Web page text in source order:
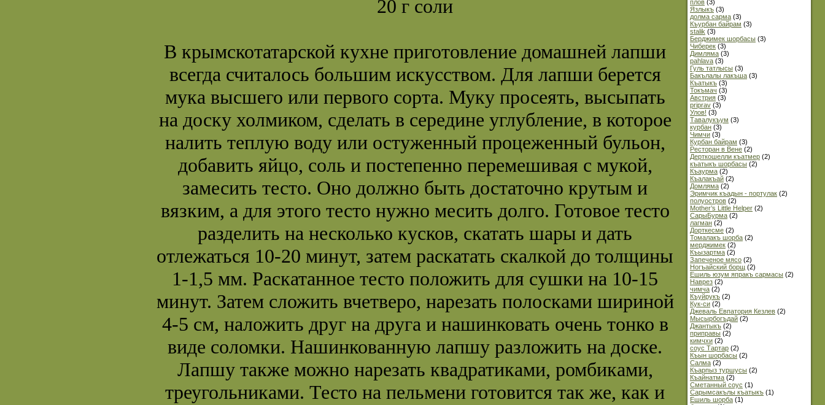
20 г соли
В крымскотатарской кухне приготовление домашней лапши
всегда считалось большим искусством. Для лапши берется
мука высшего или первого сорта. Муку просеять, высыпать
на доску холмиком, сделать в середине углубление, в которое
налить теплую воду или остуженный процеженный бульон,
добавить яйцо, соль и постепенно перемешивая с мукой,
замесить тесто. Оно должно быть достаточно крутым и
вязким, а для этого тесто нужно месить долго. Готовое тесто
разделить на несколько кусков, скатать шары и дать
отлежаться 10-20 минут, затем раскатать скалкой до толщины
1-1,5 мм. Раскатанное тесто положить для сушки на 10-15
минут. Затем сложить вчетверо, нарезать полосками шириной
4-5 см, наложить друг на друга и нашинковать очень тонко в
виде соломки. Нашинкованную лапшу разложить на доске.
Лапшу также можно нарезать квадратиками, ромбиками,
треугольниками. Тесто на пельмени готовится так же, как и
плов (3)
Язлыкъ (3)
долма сарма (3)
Къурбан байрам (3)
stalik (3)
Берджимек шорбасы (3)
Чиберек (3)
Димляма (3)
pahlava (3)
Гуль татлысы (3)
Бакълалы лакъша (3)
Къатыкъ (3)
Токъмач (3)
Австрия (3)
priprav (3)
Улов! (3)
Тавалукъум (3)
курбан (3)
Чимчи (3)
Курбан байрам (3)
Ресторан в Вене (2)
Дерткошелли къатмер (2)
къатыкъ шорбасы (2)
Къаурма (2)
Къалакъай (2)
Домляма (2)
Эримчик къадын - портулак (2)
полуостров (2)
Mother’s Little Helper (2)
СарыБурма (2)
лагман (2)
Дорткесме (2)
Томалакъ шорба (2)
мерджимек (2)
Къызартма (2)
Запеченое мясо (2)
Ногъайский борщ (2)
Ешиль юзум япракъ сармасы (2)
Наврез (2)
чимча (2)
Къуйрукъ (2)
Кук-си (2)
Джеваль Евпатория Кезлев (2)
Мысырбогъдай (2)
Джантыкъ (2)
приправы (2)
кимчхи (2)
соус Тартар (2)
Къын шорбасы (2)
Салма (2)
Къарпыз туршусы (2)
Къайнатма (2)
Сметанный соус (1)
Сарымсакълы къатыкъ (1)
Ешиль шорба (1)